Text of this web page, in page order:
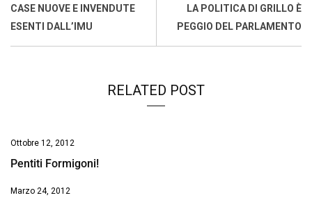
o
o
A
p
d
d
n
CASE NUOVE E INVENDUTE
ESENTI DALL’IMU
LA POLITICA DI GRILLO È
PEGGIO DEL PARLAMENTO
RELATED POST
Ottobre 12, 2012
Pentiti Formigoni!
Marzo 24, 2012